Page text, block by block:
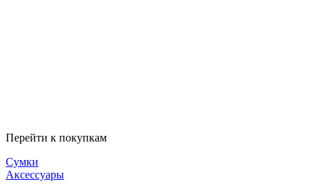
Перейти к покупкам
Сумки
Аксессуары